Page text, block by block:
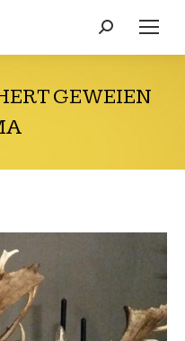
Search:
GEWEIEN